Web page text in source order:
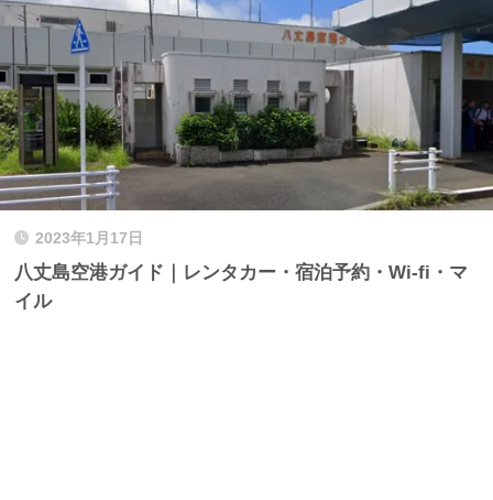
2023年1月17日
八丈島空港ガイド｜レンタカー・宿泊予約・Wi-fi・マ
イル